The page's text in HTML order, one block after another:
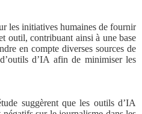
les initiatives humaines de fournir
outil, contribuant ainsi à une base
en compte diverses sources de
d’IA afin de minimiser les
suggèrent que les outils d’IA